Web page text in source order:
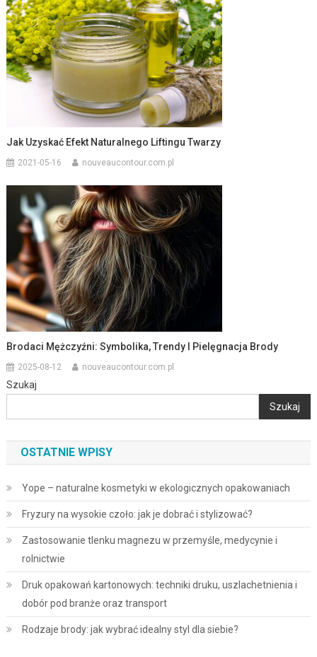
Jak Uzyskać Efekt Naturalnego Liftingu Twarzy
2021-05-16 nouveaucontour.com.pl
Brodaci Mężczyźni: Symbolika, Trendy I Pielęgnacja Brody
2025-08-12 nouveaucontour.com.pl
Szukaj
Szukaj
OSTATNIE WPISY
Yope – naturalne kosmetyki w ekologicznych opakowaniach
Fryzury na wysokie czoło: jak je dobrać i stylizować?
Zastosowanie tlenku magnezu w przemyśle, medycynie i
rolnictwie
Druk opakowań kartonowych: techniki druku, uszlachetnienia i
dobór pod branże oraz transport
Rodzaje brody: jak wybrać idealny styl dla siebie?